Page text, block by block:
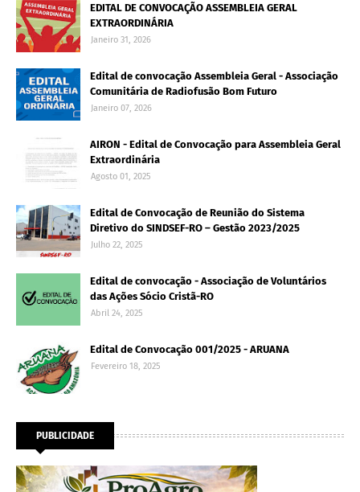
EDITAL DE CONVOCAÇÃO ASSEMBLEIA GERAL
EXTRAORDINÁRIA
Janeiro 31, 2026
Edital de convocação Assembleia Geral - Associação
Comunitária de Radiofusão Bom Futuro
Janeiro 07, 2026
AIRON - Edital de Convocação para Assembleia Geral
Extraordinária
Agosto 01, 2025
Edital de Convocação de Reunião do Sistema
Diretivo do SINDSEF-RO – Gestão 2023/2025
Julho 22, 2025
Edital de convocação - Associação de Voluntários
das Ações Sócio Cristã-RO
Abril 24, 2025
Edital de Convocação 001/2025 - ARUANA
Fevereiro 18, 2025
PUBLICIDADE